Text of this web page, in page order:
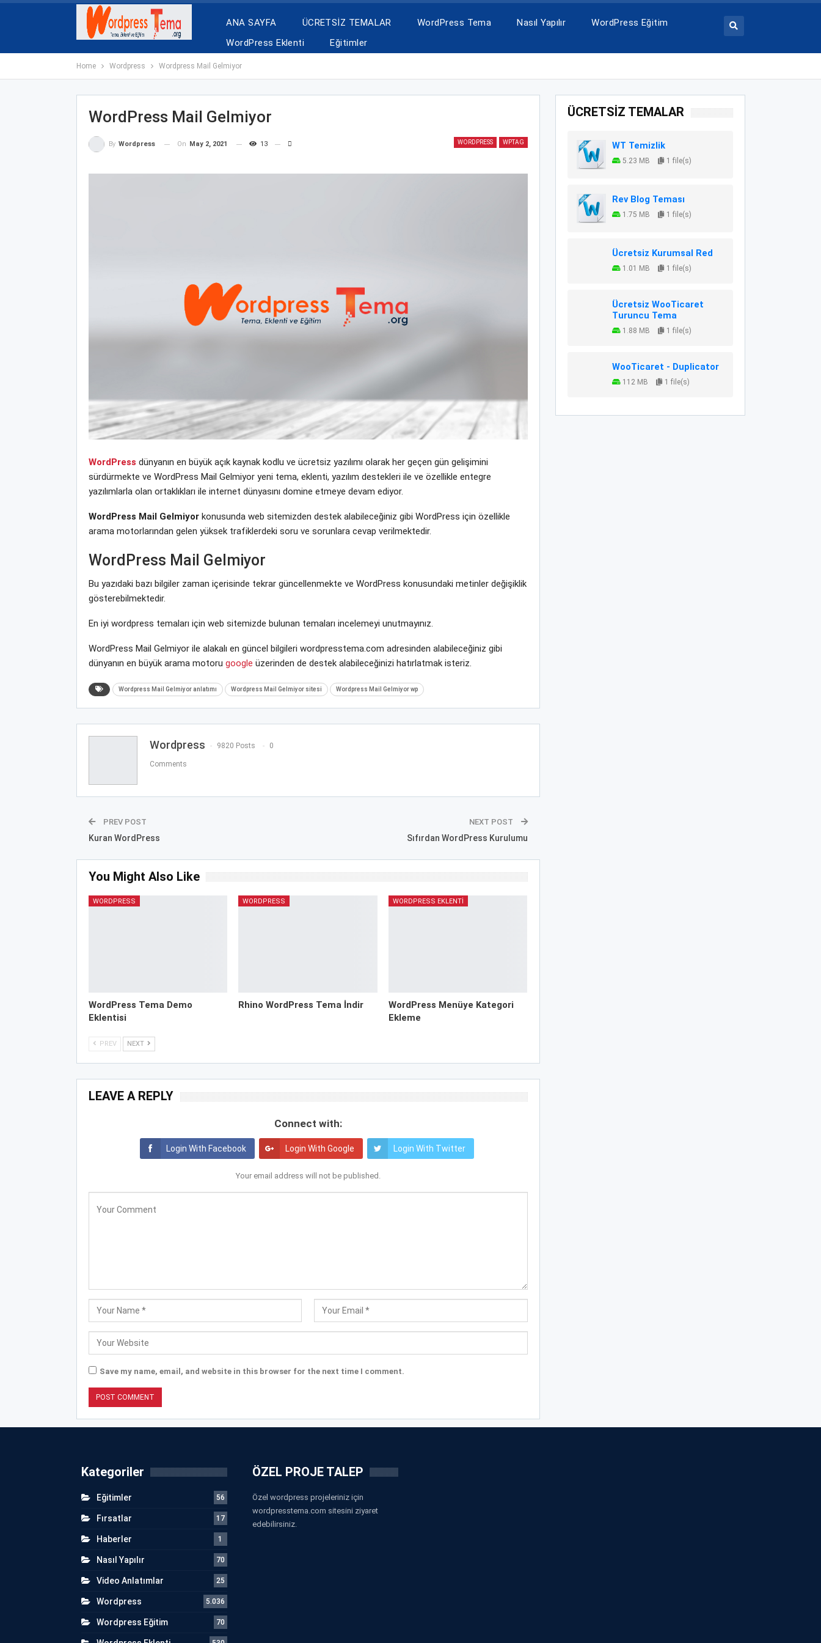
ANA SAYFA ÜCRETSİZ TEMALAR WordPress Tema Nasıl Yapılır
WordPress Eğitim
WordPress Eklenti
Eğitimler
Home Wordpress Wordpress Mail Gelmiyor
WordPress Mail Gelmiyor
WORDPRESS WPTAG
By Wordpress On May 2, 2021 13
WordPress dünyanın en büyük açık kaynak kodlu ve ücretsiz yazılımı olarak her geçen gün gelişimini
sürdürmekte ve WordPress Mail Gelmiyor yeni tema, eklenti, yazılım destekleri ile ve özellikle entegre
yazılımlarla olan ortaklıkları ile internet dünyasını domine etmeye devam ediyor.
WordPress Mail Gelmiyorkonusunda web sitemizden destek alabileceğiniz gibi WordPress için özellikle
arama motorlarından gelen yüksek trafiklerdeki soru ve sorunlara cevap verilmektedir.
WordPress Mail Gelmiyor
Bu yazıdaki bazı bilgiler zaman içerisinde tekrar güncellenmekte ve WordPress konusundaki metinler değişiklik
gösterebilmektedir.
En iyi wordpress temaları için web sitemizde bulunan temaları incelemeyi unutmayınız.
WordPress Mail Gelmiyor ile alakalı en güncel bilgileri wordpresstema.com adresinden alabileceğiniz gibi
dünyanın en büyük arama motoru google üzerinden de destek alabileceğinizi hatırlatmak isteriz.
Wordpress Mail Gelmiyor anlatımı Wordpress Mail Gelmiyor sitesi Wordpress Mail Gelmiyor wp
Wordpress 9820 Posts 0
Comments
PREV POST
Kuran WordPress
NEXT POST
Sıfırdan WordPress Kurulumu
You Might Also Like
WORDPRESS
WordPress Tema Demo
Eklentisi
WORDPRESS
Rhino WordPress Tema İndir
WORDPRESS EKLENTI
WordPress Menüye Kategori
Ekleme
PREV NEXT
LEAVE A REPLY
Connect with:
Login With Facebook Login With Google Login With Twitter
Your email address will not be published.
Save my name, email, and website in this browser for the next time I comment.
ÜCRETSİZ TEMALAR
WT Temizlik
5.23 MB 1 file(s)
Rev Blog Teması
1.75 MB 1 file(s)
Ücretsiz Kurumsal Red
1.01 MB 1 file(s)
Ücretsiz WooTicaret
Turuncu Tema
1.88 MB 1 file(s)
WooTicaret - Duplicator
112 MB 1 file(s)
Kategoriler
Eğitimler 56
Fırsatlar 17
Haberler 1
Nasıl Yapılır 70
Video Anlatımlar 25
Wordpress 5.036
Wordpress Eğitim 70
ÖZEL PROJE TALEP
Özel wordpress projeleriniz için
wordpresstema.com sitesini ziyaret
edebilirsiniz.